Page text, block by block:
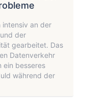
intensiv an der
der
gearbeitet. Das
Datenverkehr
ein besseres
während der